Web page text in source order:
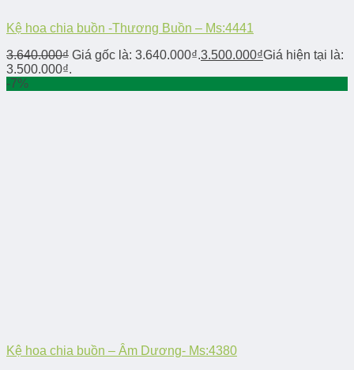
Kệ hoa chia buồn -Thương Buồn – Ms:4441
3.640.000₫ Giá gốc là: 3.640.000₫.3.500.000₫Giá hiện tại là:
3.500.000₫.
-7%
Kệ hoa chia buồn – Âm Dương- Ms:4380